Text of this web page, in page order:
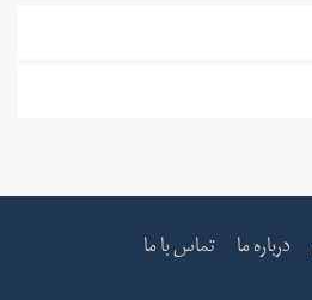
درباره ما تماس با ما